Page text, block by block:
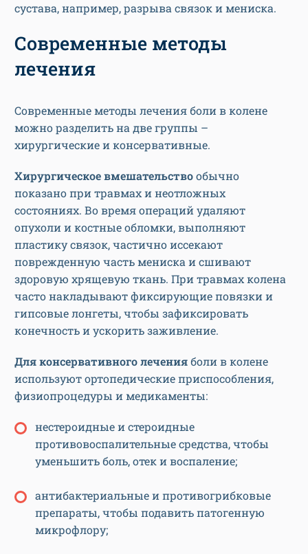
сустава, например, разрыва связок и мениска.
Современные методы
лечения
Современные методы лечения боли в колене
можно разделить на две группы –
хирургические и консервативные.
Хирургическое вмешательствообычно
показано при травмах и неотложных
состояниях. Во время операций удаляют
опухоли и костные обломки, выполняют
пластику связок, частично иссекают
поврежденную часть мениска и сшивают
здоровую хрящевую ткань. При травмах колена
часто накладывают фиксирующие повязки и
гипсовые лонгеты, чтобы зафиксировать
конечность и ускорить заживление.
Для консервативного леченияболи в колене
используют ортопедические приспособления,
физиопроцедуры и медикаменты:
нестероидные и стероидные
противовоспалительные средства, чтобы
уменьшить боль, отек и воспаление;
антибактериальные и противогрибковые
препараты, чтобы подавить патогенную
микрофлору;